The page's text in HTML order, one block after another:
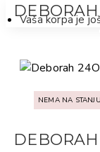
Vaša korpa je
NEMA NA STANJU